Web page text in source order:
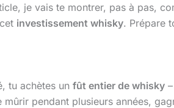
je vais te montrer, pas à pas,
investissement whisky. Prépare
tu achètes un fût entier de whisky
mûrir pendant plusieurs années,